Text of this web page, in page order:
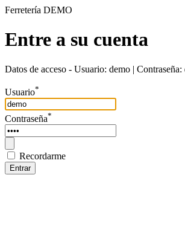
Ferretería DEMO
Entre a su cuenta
Datos de acceso - Usuario: demo | Contraseña:
Usuario*
Contraseña*
Recordarme
Entrar